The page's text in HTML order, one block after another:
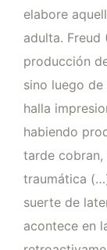
elabore
adulta. Freud
producción
sino luego
halla
habiendo
tarde cobran,
traumática
suerte de
acontece en